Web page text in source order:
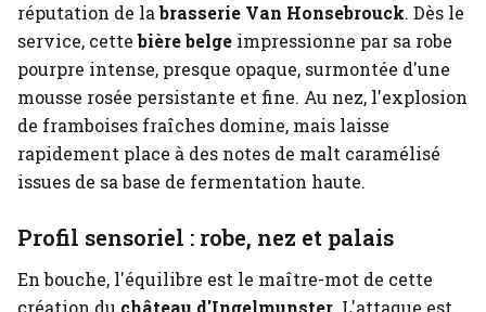
réputation de labrasserie Van Honsebrouck. Dès le
service, cettebière belge impressionne par sa robe
pourpre intense, presque opaque, surmontée d'une
mousse rosée persistante et fine. Au nez, l'explosion
de framboises fraîches domine, mais laisse
rapidement place à des notes de malt caramélisé
issues de sa base de fermentation haute.
Profil sensoriel : robe, nez et palais
En bouche, l'équilibre est le maître-mot de cette
création du château d'Ingelmunster. L'attaque est